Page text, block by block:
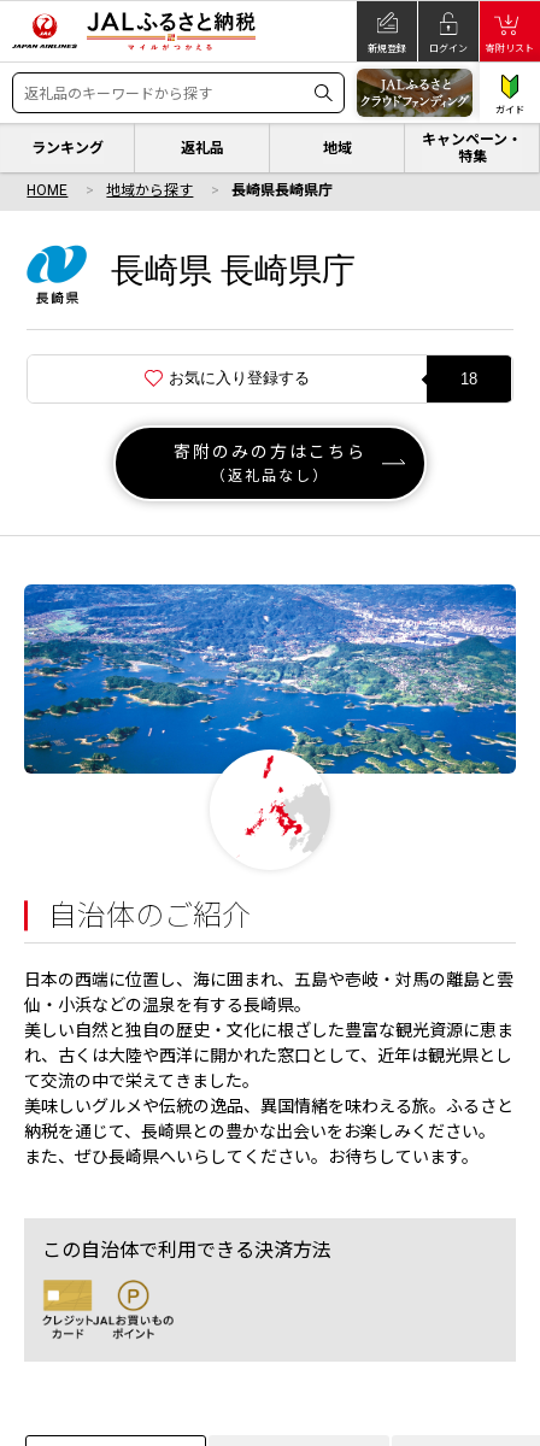
新規登録 ログイン 寄附リスト
ガイド
ランキング 返礼品 地域
キャンペーン・
特集
HOME 地域から探す 長崎県長崎県庁
長崎県 長崎県庁
お気に入り登録する 18
寄附のみの方はこちら
（返礼品なし）
自治体のご紹介
日本の西端に位置し、海に囲まれ、五島や壱岐・対馬の離島と雲
仙・小浜などの温泉を有する長崎県。
美しい自然と独自の歴史・文化に根ざした豊富な観光資源に恵ま
れ、古くは大陸や西洋に開かれた窓口として、近年は観光県とし
て交流の中で栄えてきました。
美味しいグルメや伝統の逸品、異国情緒を味わえる旅。ふるさと
納税を通じて、長崎県との豊かな出会いをお楽しみください。
また、ぜひ長崎県へいらしてください。お待ちしています。
この自治体で利用できる決済方法